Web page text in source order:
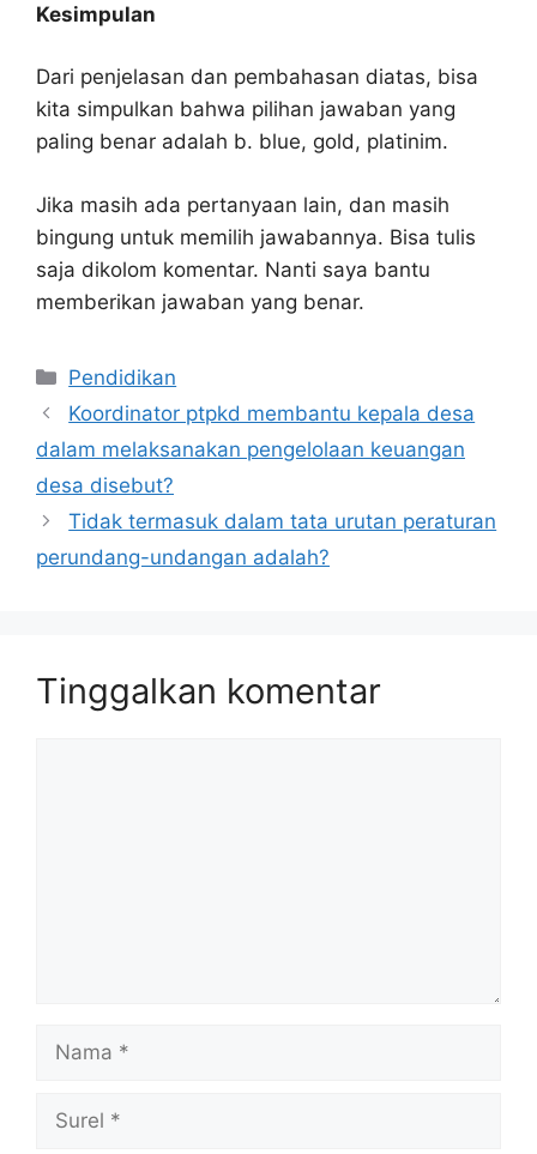
Kesimpulan
Dari penjelasan dan pembahasan diatas, bisa
kita simpulkan bahwa pilihan jawaban yang
paling benar adalah b. blue, gold, platinim.
Jika masih ada pertanyaan lain, dan masih
bingung untuk memilih jawabannya. Bisa tulis
saja dikolom komentar. Nanti saya bantu
memberikan jawaban yang benar.
Kategori
Pendidikan
Koordinator ptpkd membantu kepala desa
dalam melaksanakan pengelolaan keuangan
desa disebut?
Tidak termasuk dalam tata urutan peraturan
perundang-undangan adalah?
Tinggalkan komentar